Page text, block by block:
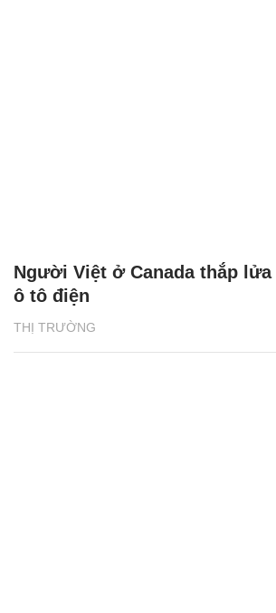
THỊ TRƯỜNG
Người Việt ở Canada thắp
ô tô điện